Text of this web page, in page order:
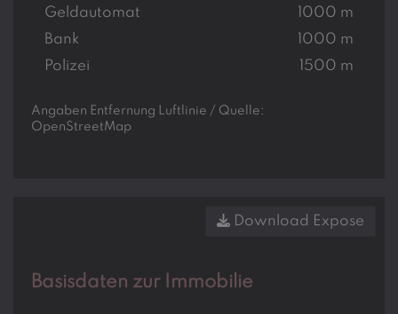
Geldautomat
1000 m
Bank
1000 m
Polizei
1500 m
Angaben Entfernung Luftlinie / Quelle:
OpenStreetMap
Download Expose
Basisdaten zur Immobilie